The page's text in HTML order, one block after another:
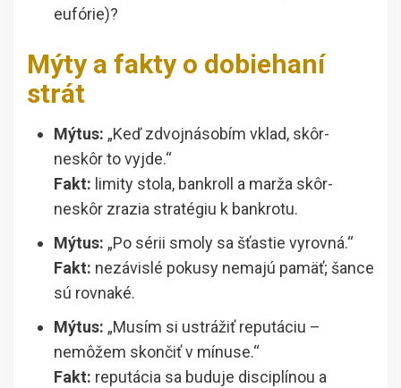
eufórie)?
Mýty a fakty o dobiehaní
strát
Mýtus: „Keď zdvojnásobím vklad, skôr-
neskôr to vyjde.“
Fakt: limity stola, bankroll a marža skôr-
neskôr zrazia stratégiu k bankrotu.
Mýtus: „Po sérii smoly sa šťastie vyrovná.“
Fakt: nezávislé pokusy nemajú pamäť; šance
sú rovnaké.
Mýtus: „Musím si ustrážiť reputáciu –
nemôžem skončiť v mínuse.“
Fakt: reputácia sa buduje disciplínou a